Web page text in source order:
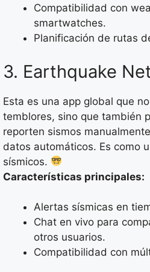
Compatibilidad con
smartwatches.
Planificación de rutas
3. Earthquake
Esta es una app global que
temblores, sino que también
reporten sismos
datos automáticos. Es como
sísmicos.
Características principales:
Alertas sísmicas en
Chat en vivo para
otros usuarios.
Compatibilidad con